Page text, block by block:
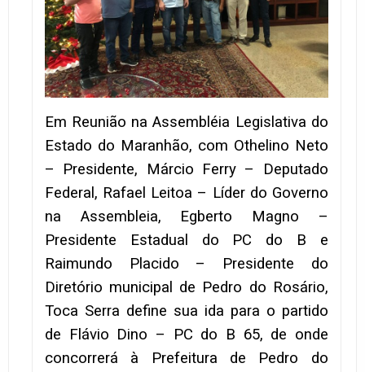
Em Reunião na Assembléia Legislativa do
Estado do Maranhão, com Othelino Neto
– Presidente, Márcio Ferry – Deputado
Federal, Rafael Leitoa – Líder do Governo
na Assembleia, Egberto Magno –
Presidente Estadual do PC do B e
Raimundo Placido – Presidente do
Diretório municipal de Pedro do Rosário,
Toca Serra define sua ida para o partido
de Flávio Dino – PC do B 65, de onde
concorrerá à Prefeitura de Pedro do